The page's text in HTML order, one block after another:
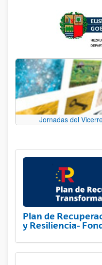
Jornadas del
Plan de
y Resiliencia-